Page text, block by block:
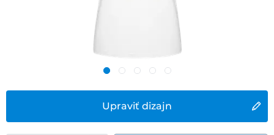
Upraviť dizajn